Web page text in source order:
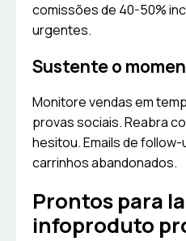
comissões de 40-50%
urgentes.
Sustente o
Monitore vendas em
provas sociais. Reabra
hesitou. Emails de
carrinhos abandonados.
Prontos para
infoproduto